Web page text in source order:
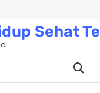
Sehat